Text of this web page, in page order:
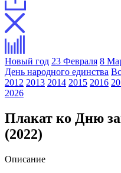
Новый год 23 Февраля 8
День народного единства
2012 2013 2014 2015 2016
2026
Плакат ко Дню
(2022)
Описание